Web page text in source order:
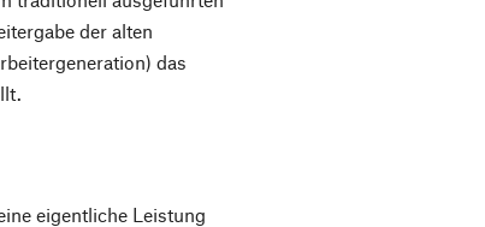
der alten
das
eigentliche Leistung